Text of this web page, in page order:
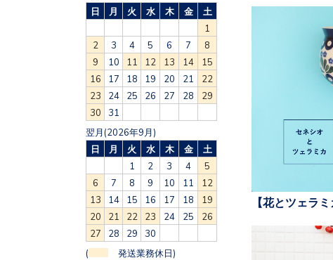
【花とツェラ
日
月 火 水 木 金
土
1
2
3 4 5 6 7
8
9
10 11 12 13 14
15
16
17 18 19 20 21
22
23
24 25 26 27 28
29
30
31
翌月(2026年9月)
日
月 火 水 木 金
土
1
2 3 4
5
6
7 8 9 10 11
12
13
14 15 16 17 18
19
20
21 22 23 24 25
26
27
28 29 30
( 発送業務休日)